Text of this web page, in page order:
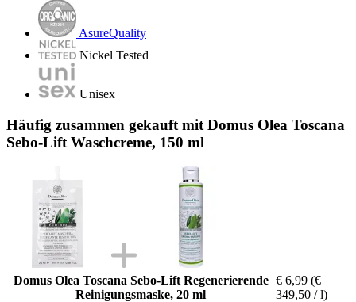
AsureQuality
Nickel Tested
Unisex
Häufig zusammen gekauft mit Domus Olea Toscana
Sebo-Lift Waschcreme, 150 ml
Domus Olea Toscana Sebo-Lift Regenerierende
Reinigungsmaske, 20 ml
€ 6,99 (€
349,50 / l)